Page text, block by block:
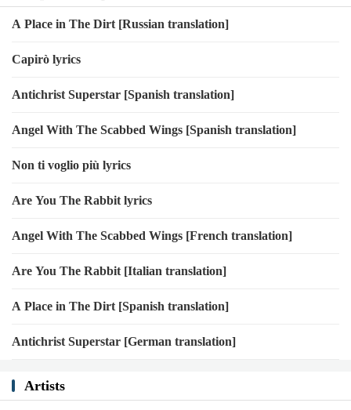
A Place in The Dirt [Russian translation]
Capirò lyrics
Antichrist Superstar [Spanish translation]
Angel With The Scabbed Wings [Spanish translation]
Non ti voglio più lyrics
Are You The Rabbit lyrics
Angel With The Scabbed Wings [French translation]
Are You The Rabbit [Italian translation]
A Place in The Dirt [Spanish translation]
Antichrist Superstar [German translation]
Artists